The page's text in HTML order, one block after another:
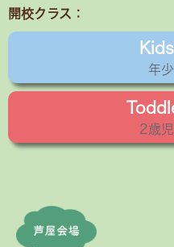
開校クラス：
年
2歳